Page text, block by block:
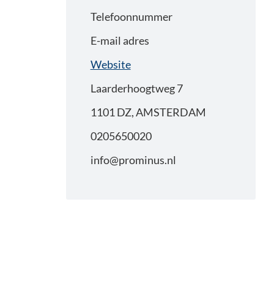
Telefoonnummer
E-mail adres
Website
Laarderhoogtweg 7
1101 DZ, AMSTERDAM
0205650020
info@prominus.nl